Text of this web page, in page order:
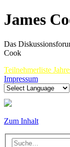
James
Das
Cook
Teilnehmerliste
Impressum
Zum Inhalt